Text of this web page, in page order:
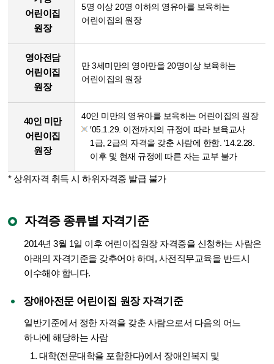
어린이집
원장
5명 이상 20명 이하의 영유아를 보육하는
어린이집의 원장
영아전담
어린이집
원장
만 3세미만의 영아만을 20명이상 보육하는
어린이집의 원장
40인 미만
어린이집
원장
40인 미만의 영유아를 보육하는 어린이집의 원장
′05.1.29. 이전까지의 규정에 따라 보육교사
1급, 2급의 자격을 갖춘 사람에 한함. ′14.2.28.
이후 및 현재 규정에 따른 자는 교부 불가
* 상위자격 취득 시 하위자격증 발급 불가
자격증 종류별 자격기준
2014년 3월 1일 이후 어린이집원장 자격증을 신청하는 사람은
아래의 자격기준을 갖추어야 하며, 사전직무교육을 반드시
이수해야 합니다.
장애아전문 어린이집 원장 자격기준
일반기준에서 정한 자격을 갖춘 사람으로서 다음의 어느
하나에 해당하는 사람
1. 대학(전문대학을 포함한다)에서 장애인복지 및